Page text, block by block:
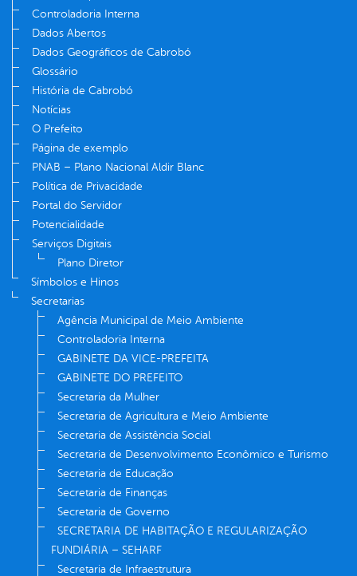
Controladoria Interna
Dados Abertos
Dados Geográficos de Cabrobó
Glossário
História de Cabrobó
Notícias
O Prefeito
Página de exemplo
PNAB – Plano Nacional Aldir Blanc
Política de Privacidade
Portal do Servidor
Potencialidade
Serviços Digitais
Plano Diretor
Símbolos e Hinos
Secretarias
Agência Municipal de Meio Ambiente
Controladoria Interna
GABINETE DA VICE-PREFEITA
GABINETE DO PREFEITO
Secretaria da Mulher
Secretaria de Agricultura e Meio Ambiente
Secretaria de Assistência Social
Secretaria de Desenvolvimento Econômico e Turismo
Secretaria de Educação
Secretaria de Finanças
Secretaria de Governo
SECRETARIA DE HABITAÇÃO E REGULARIZAÇÃO
FUNDIÁRIA – SEHARF
Secretaria de Infraestrutura